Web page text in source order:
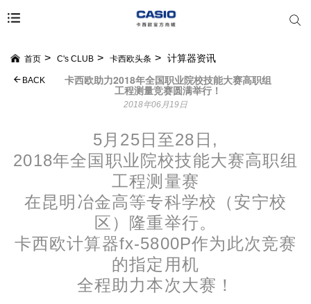
首页 C's CLUB 卡西欧头条 计算器资讯
卡西欧助力2018年全国职业院校技能大赛高职组
工程测量竞赛圆满举行！
BACK
2018年06月19日
5月25日至28日,
2018年全国职业院校技能大赛高职组
工程测量赛
在昆明冶金高等专科学校（安宁校
区）隆重举行。
卡西欧计算器fx-5800P作为此次竞赛
的指定用机
全程助力本次大赛！